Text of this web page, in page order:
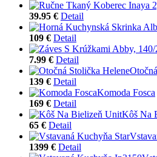
39.95 € Detail
109 € Detail
7.99 € Detail
139 € Detail
Komoda Fosca
169 € Detail
Kôš Na
65 € Detail
1399 € Detail